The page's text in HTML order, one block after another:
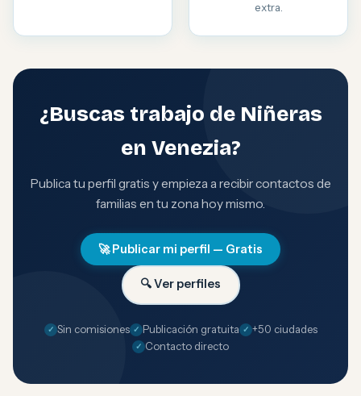
extra.
¿Buscas trabajo de Niñeras
en Venezia?
Publica tu perfil gratis y empieza a recibir contactos de
familias en tu zona hoy mismo.
🚀 Publicar mi perfil — Gratis
🔍 Ver perfiles
Sin comisiones Publicación gratuita
+50 ciudades
Contacto directo